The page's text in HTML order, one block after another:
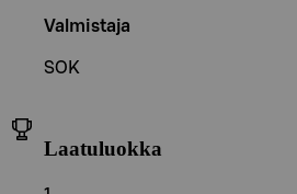
Valmistaja
SOK
Laatuluokka